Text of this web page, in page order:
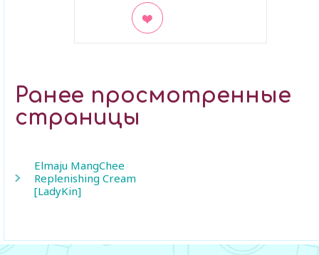
Ранее просмотренные
страницы
Elmaju MangChee
Replenishing Cream
[LadyKin]